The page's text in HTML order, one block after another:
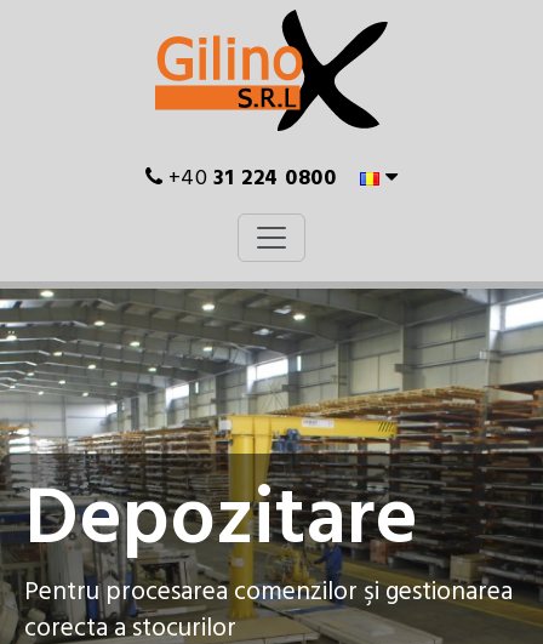
+4031 224 0800
Depozitare
Pentru procesarea comenzilor şi gestionarea
corecta a stocurilor